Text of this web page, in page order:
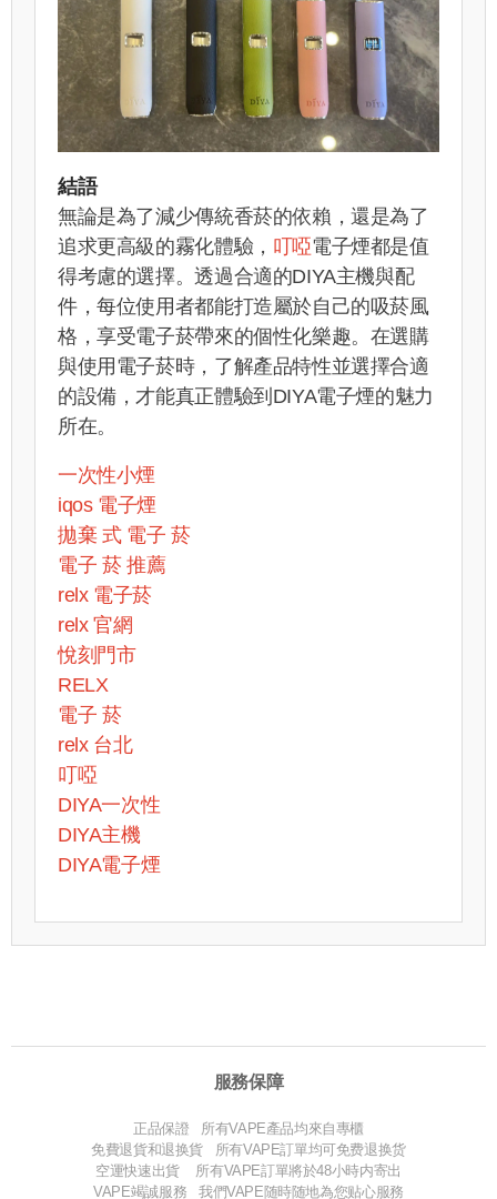
結語
無論是為了減少傳統香菸的依賴，還是為了
追求更高級的霧化體驗， 叮啞電子煙都是值
得考慮的選擇。透過合適的DIYA主機與配
件，每位使用者都能打造屬於自己的吸菸風
格，享受電子菸帶來的個性化樂趣。在選購
與使用電子菸時，了解產品特性並選擇合適
的設備，才能真正體驗到DIYA電子煙的魅力
所在。
一次性小煙
iqos 電子煙​
拋棄 式 電子 菸​
電子 菸 推薦
relx 電子菸
relx 官網
悅刻門市
RELX
電子 菸
relx 台北
叮啞
DIYA一次性
DIYA主機
DIYA電子煙
服務保障
正品保證 所有VAPE產品均來自專櫃
免費退貨和退换貨 所有VAPE訂單均可免费退换货
空運快速出貨 所有VAPE訂單將於48小時内寄出
VAPE竭誠服務 我們VAPE随時随地為您贴心服務